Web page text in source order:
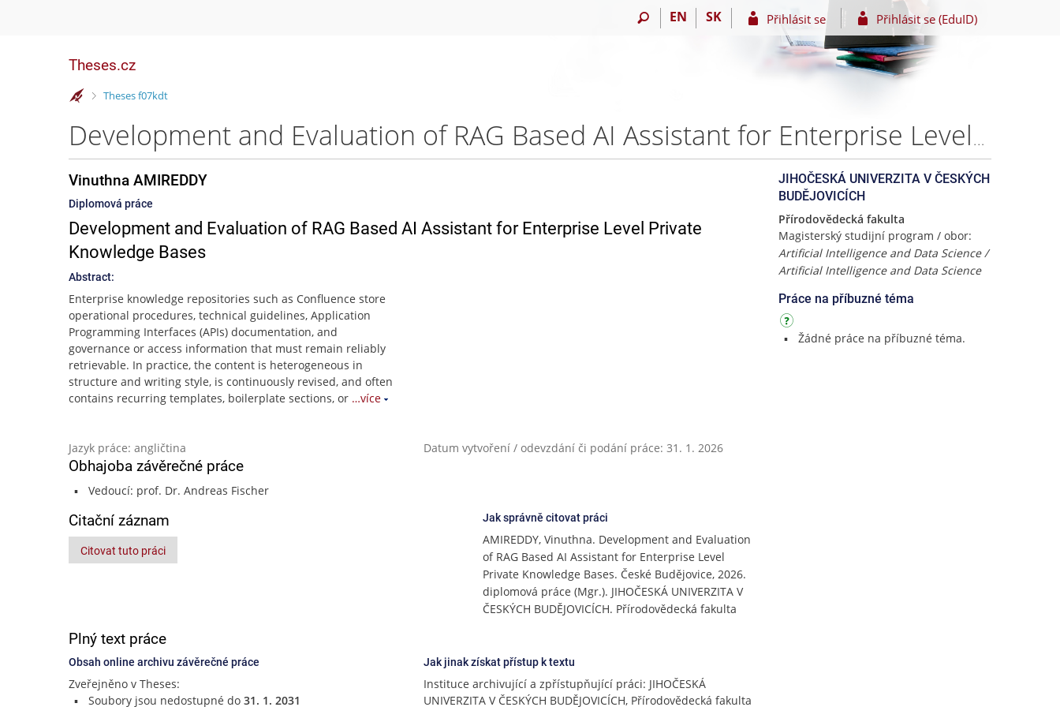
EN SK Přihlásit se Přihlásit se (EduID)
Theses.cz
>
Theses f07kdt
Development and Evaluation of RAG Based AI Assistant for Enterprise Level Private Knowledge Bases – Vinuthna AMIREDDY
Vinuthna AMIREDDY
Diplomová práce
Development and Evaluation of RAG Based AI Assistant for Enterprise Level Private
Knowledge Bases
Abstract:
Enterprise knowledge repositories such as Confluence store
operational procedures, technical guidelines, Application
Programming Interfaces (APIs) documentation, and
governance or access information that must remain reliably
retrievable. In practice, the content is heterogeneous in
structure and writing style, is continuously revised, and often
contains recurring templates, boilerplate sections, or …více
Jazyk práce: angličtina Datum vytvoření / odevzdání či podání práce: 31. 1. 2026
Obhajoba závěrečné práce
Vedoucí: prof. Dr. Andreas Fischer
Citační záznam
Citovat tuto práci
Jak správně citovat práci
AMIREDDY, Vinuthna. Development and Evaluation
of RAG Based AI Assistant for Enterprise Level
Private Knowledge Bases. České Budějovice, 2026.
diplomová práce (Mgr.). JIHOČESKÁ UNIVERZITA V
ČESKÝCH BUDĚJOVICÍCH. Přírodovědecká fakulta
Plný text práce
Obsah online archivu závěrečné práce
Zveřejněno v Theses:
Soubory jsou nedostupné do 31. 1. 2031
Jak jinak získat přístup k textu
Instituce archivující a zpřístupňující práci: JIHOČESKÁ
UNIVERZITA V ČESKÝCH BUDĚJOVICÍCH, Přírodovědecká fakulta
JIHOČESKÁ UNIVERZITA V ČESKÝCH
BUDĚJOVICÍCH
Přírodovědecká fakulta
Magisterský studijní program / obor:
Artificial Intelligence and Data Science /
Artificial Intelligence and Data Science
Práce na příbuzné téma
Žádné práce na příbuzné téma.